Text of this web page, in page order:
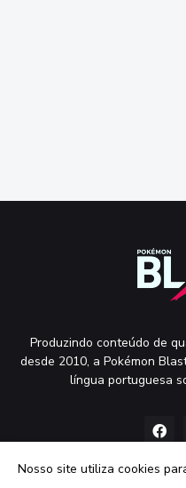
Produzindo conteúdo de
desde 2010, a Pokémon
língua portuguesa
Nosso site utiliza cookies